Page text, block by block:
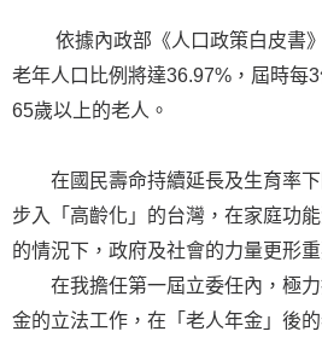
依據內政部《人口政策白皮書》
老年人口比例將達36.97%，屆時每
65歲以上的老人。
在國民壽命持續延長及生育率下
步入「高齡化」的台灣，在家庭功
的情況下，政府及社會的力量更形重
在我擔任第一屆立委任內，極力
金的立法工作，在「老人年金」後